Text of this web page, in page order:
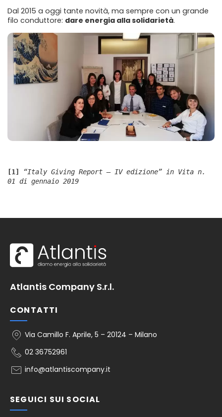
Dal 2015 a oggi tante novità, ma sempre con un grande
filo conduttore: dare energia alla solidarietà.
[1]
“Italy Giving Report – IV edizione” in Vita n.
01 di gennaio 2019
Atlantis Company S.r.l.
CONTATTI
Via Camillo F. Aprile, 5 – 20124 – Milano
02 36752961
info@atlantiscompany.it
SEGUICI SUI SOCIAL